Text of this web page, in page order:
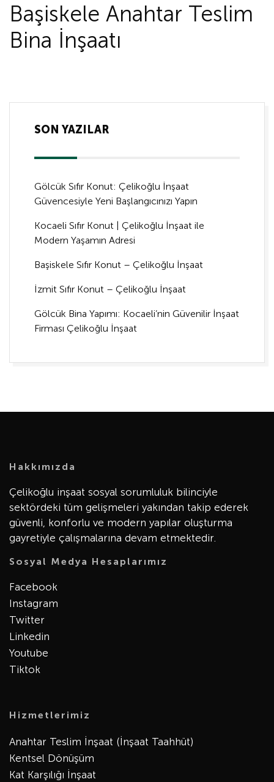
Başiskele Anahtar Teslim
Bina İnşaatı
SON YAZILAR
Gölcük Sıfır Konut: Çelikoğlu İnşaat
Güvencesiyle Yeni Başlangıcınızı Yapın
Kocaeli Sıfır Konut | Çelikoğlu İnşaat ile
Modern Yaşamın Adresi
Başiskele Sıfır Konut – Çelikoğlu İnşaat
İzmit Sıfır Konut – Çelikoğlu İnşaat
Gölcük Bina Yapımı: Kocaeli’nin Güvenilir İnşaat
Firması Çelikoğlu İnşaat
Hakkımızda
Çelikoğlu inşaat sosyal sorumluluk bilinciyle
sektördeki tüm gelişmeleri yakından takip ederek
güvenli, konforlu ve modern yapılar oluşturma
gayretiyle çalışmalarına devam etmektedir.
Sosyal Medya Hesaplarımız
Facebook
Instagram
Twitter
Linkedin
Youtube
Tiktok
Hizmetlerimiz
Anahtar Teslim İnşaat (İnşaat Taahhüt)
Kentsel Dönüşüm
Kat Karşılığı İnşaat